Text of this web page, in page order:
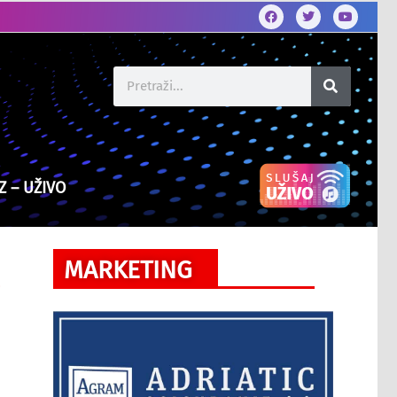
– UŽIVO
MARKETING